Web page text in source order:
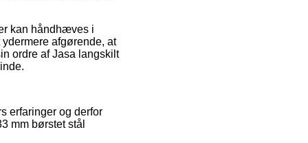
kan håndhæves i
afgørende, at
ordre af Jasa langskilt
erfaringer og derfor
mm børstet stål